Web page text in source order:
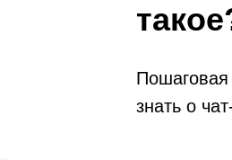
Пошаговая
знать о